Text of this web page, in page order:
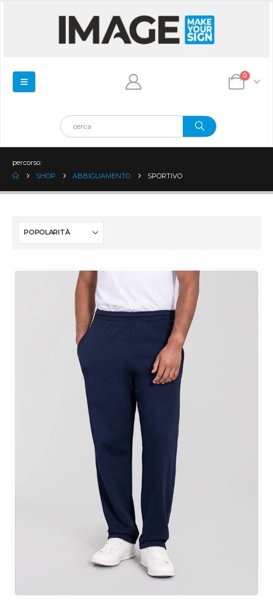
0
percorso:
SHOP
ABBIGLIAMENTO SPORTIVO